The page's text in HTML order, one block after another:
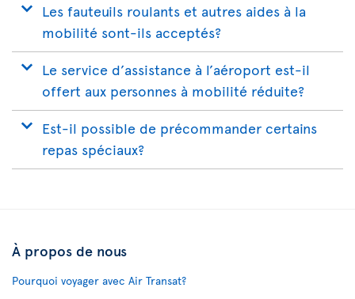
Les fauteuils roulants et autres aides à la
mobilité sont-ils acceptés?
Le service d’assistance à l’aéroport est-il
offert aux personnes à mobilité réduite?
Est-il possible de précommander certains
repas spéciaux?
À propos de nous
Pourquoi voyager avec Air Transat?